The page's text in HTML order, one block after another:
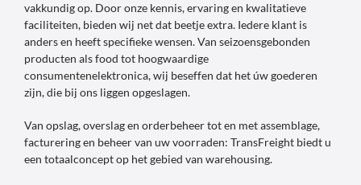
vakkundig op. Door onze kennis, ervaring en kwalitatieve
faciliteiten, bieden wij net dat beetje extra. Iedere klant is
anders en heeft specifieke wensen. Van seizoensgebonden
producten als food tot hoogwaardige
consumentenelektronica, wij beseffen dat het úw goederen
zijn, die bij ons liggen opgeslagen.
Van opslag, overslag en orderbeheer tot en met assemblage,
facturering en beheer van uw voorraden: TransFreight biedt u
een totaalconcept op het gebied van warehousing.